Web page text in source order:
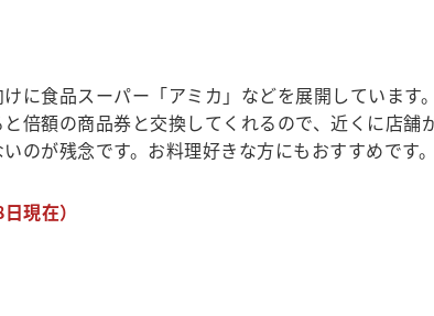
に食品スーパー「アミカ」などを展開しています
倍額の商品券と交換してくれるので、近くに店舗
のが残念です。お料理好きな方にもおすすめです。
現在）